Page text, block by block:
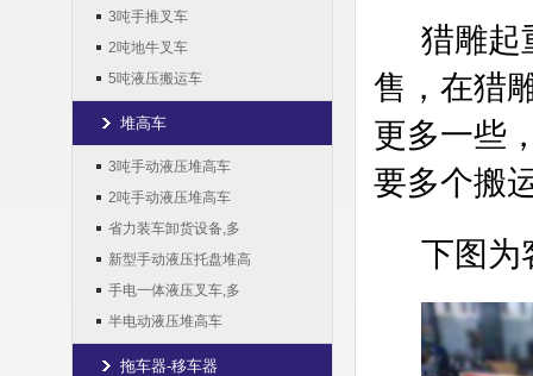
3吨手推叉车
2吨地牛叉车
5吨液压搬运车
堆高车
3吨手动液压堆高车
2吨手动液压堆高车
省力装车卸货设备,多
新型手动液压托盘堆高
手电一体液压叉车,多
半电动液压堆高车
拖车器-移车器
猎雕起
售，在猎
更多一些
要多个搬
下图为